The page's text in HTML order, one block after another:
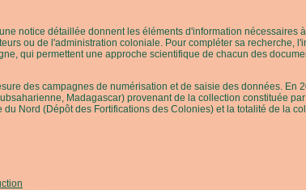
notice détaillée donnent les éléments d'information nécessaires
ou de l'administration coloniale. Pour compléter sa recherche,
qui permettent une approche scientifique de chacun des
des campagnes de numérisation et de saisie des données. En
Madagascar) provenant de la collection constituée
du Nord (Dépôt des Fortifications des Colonies) et la totalité de la